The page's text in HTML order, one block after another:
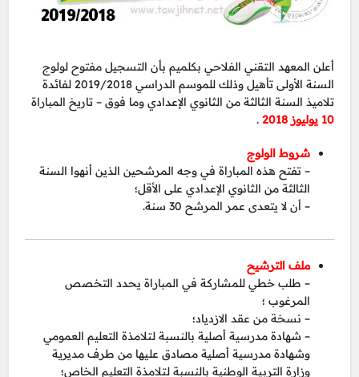
أعلن المعهد التقني الفلاحي بكلميم بأن التسجيل مفتوح لولوج
السنة الأولى تأهيل وذلك للموسم الدراسي 2019/2018 لفائدة
تلاميذ السنة الثالثة من الثانوي الإعدادي وما فوق – تاريخ المباراة
10 يوليوز 2018
.
شروط الولوج
– تفتح هذه المباراة في وجه المرشحين الذين أنهوا السنة
الثالثة من الثانوي الإعدادي على الأقل؛
– أن لا يتعدى عمر المرشح 30 سنة.
ملف الترشيح
– طلب خطي للمشاركة في المباراة يحدد التخصص
المرغوب ؛
– نسخة من عقد الازدياد؛
– شهادة مدرسية أصلية بالنسبة لتلامذة التعليم العمومي
وشهادة مدرسية أصلية مصادق عليها من طرف مديرية
وزارة التربية الوطنية بالنسبة لتلامذة التعليم الخاص؛